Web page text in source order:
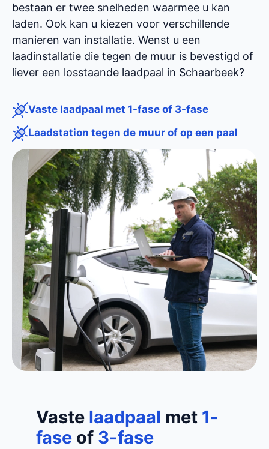
bestaan er twee snelheden waarmee u kan
laden. Ook kan u kiezen voor verschillende
manieren van installatie. Wenst u een
laadinstallatie die tegen de muur is bevestigd of
liever een losstaande laadpaal in Schaarbeek?
Vaste laadpaal met 1-fase of 3-fase
Laadstation tegen de muur of op een paal
Vaste laadpaal met 1-
fase of 3-fase